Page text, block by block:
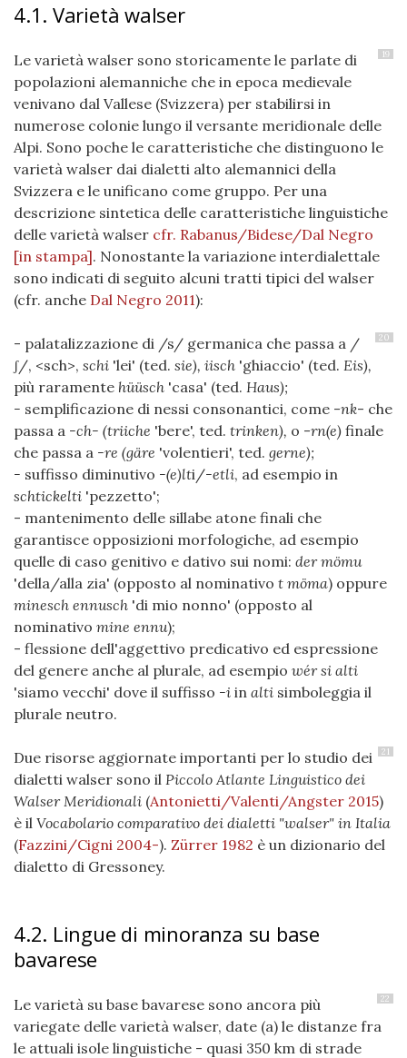
4.1. Varietà walser
19
Le varietà walser sono storicamente le parlate di
popolazioni alemanniche che in epoca medievale
venivano dal Vallese (Svizzera) per stabilirsi in
numerose colonie lungo il versante meridionale delle
Alpi. Sono poche le caratteristiche che distinguono le
varietà walser dai dialetti alto alemannici della
Svizzera e le unificano come gruppo. Per una
descrizione sintetica delle caratteristiche linguistiche
delle varietà walser cfr. Rabanus/Bidese/Dal Negro
[in stampa]. Nonostante la variazione interdialettale
sono indicati di seguito alcuni tratti tipici del walser
(cfr. anche Dal Negro 2011):
20
- palatalizzazione di /s/ germanica che passa a /
ʃ/, <sch>, schi 'lei' (ted. sie), iisch 'ghiaccio' (ted. Eis),
più raramente hüüsch 'casa' (ted. Haus);
- semplificazione di nessi consonantici, come -nk- che
passa a -ch- (triiche 'bere', ted. trinken), o -rn(e) finale
che passa a -re (gäre 'volentieri', ted. gerne);
- suffisso diminutivo -(e)lti/-etli, ad esempio in
schtickelti 'pezzetto';
- mantenimento delle sillabe atone finali che
garantisce opposizioni morfologiche, ad esempio
quelle di caso genitivo e dativo sui nomi: der mömu
'della/alla zia' (opposto al nominativo t möma) oppure
minesch ennusch 'di mio nonno' (opposto al
nominativo mine ennu);
- flessione dell'aggettivo predicativo ed espressione
del genere anche al plurale, ad esempio wér si alti
'siamo vecchi' dove il suffisso -i in alti simboleggia il
plurale neutro.
21
Due risorse aggiornate importanti per lo studio dei
dialetti walser sono il Piccolo Atlante Linguistico dei
Walser Meridionali (Antonietti/Valenti/Angster 2015)
è il Vocabolario comparativo dei dialetti "walser" in Italia
(Fazzini/Cigni 2004-). Zürrer 1982 è un dizionario del
dialetto di Gressoney.
4.2. Lingue di minoranza su base
bavarese
22
Le varietà su base bavarese sono ancora più
variegate delle varietà walser, date (a) le distanze fra
le attuali isole linguistiche - quasi 350 km di strade